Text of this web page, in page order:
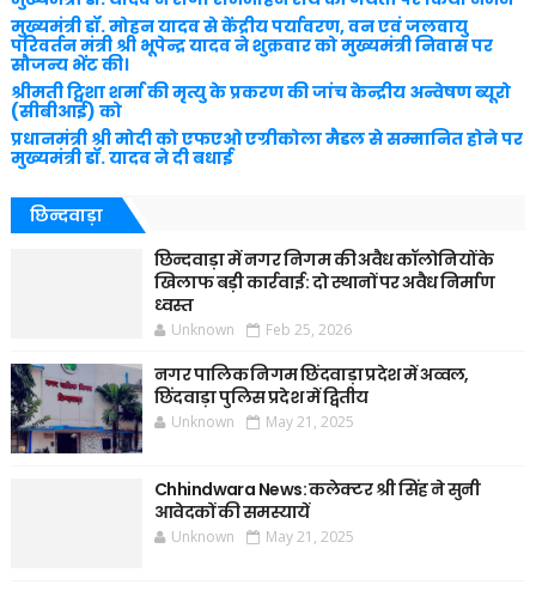
मुख्यमंत्री डॉ. मोहन यादव से केंद्रीय पर्यावरण, वन एवं जलवायु
परिवर्तन मंत्री श्री भूपेन्द्र यादव ने शुक्रवार को मुख्यमंत्री निवास पर
सौजन्य भेंट की।
श्रीमती ट्विशा शर्मा की मृत्यु के प्रकरण की जांच केन्द्रीय अन्वेषण ब्यूरो
(सीबीआई) को
प्रधानमंत्री श्री मोदी को एफएओ एग्रीकोला मैडल से सम्मानित होने पर
मुख्यमंत्री डॉ. यादव ने दी बधाई
छिन्दवाड़ा
छिन्दवाड़ा में नगर निगम की अवैध कॉलोनियों के
खिलाफ बड़ी कार्रवाई: दो स्थानों पर अवैध निर्माण
ध्वस्त
Unknown Feb 25, 2026
नगर पालिक निगम छिंदवाड़ा प्रदेश में अव्वल,
छिंदवाड़ा पुलिस प्रदेश में द्वितीय
Unknown May 21, 2025
Chhindwara News: कलेक्टर श्री सिंह ने सुनी
आवेदकों की समस्यायें
Unknown May 21, 2025